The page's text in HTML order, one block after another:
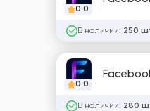
0.0
В наличии: 250
0.0
В наличии: 280